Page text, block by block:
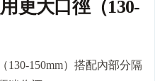
更大口徑（130-
150mm）搭配內部分隔